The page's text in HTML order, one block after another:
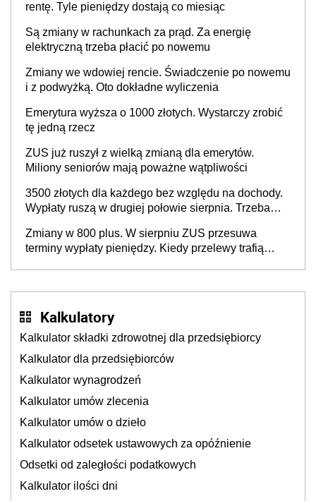
rentę. Tyle pieniędzy dostają co miesiąc
Są zmiany w rachunkach za prąd. Za energię
elektryczną trzeba płacić po nowemu
Zmiany we wdowiej rencie. Świadczenie po nowemu
i z podwyżką. Oto dokładne wyliczenia
Emerytura wyższa o 1000 złotych. Wystarczy zrobić
tę jedną rzecz
ZUS już ruszył z wielką zmianą dla emerytów.
Miliony seniorów mają poważne wątpliwości
3500 złotych dla każdego bez względu na dochody.
Wypłaty ruszą w drugiej połowie sierpnia. Trzeba
Zmiany w 800 plus. W sierpniu ZUS przesuwa
terminy wypłaty pieniędzy. Kiedy przelewy trafią
Kalkulatory
Kalkulator składki zdrowotnej dla przedsiębiorcy
Kalkulator dla przedsiębiorców
Kalkulator wynagrodzeń
Kalkulator umów zlecenia
Kalkulator umów o dzieło
Kalkulator odsetek ustawowych za opóźnienie
Odsetki od zaległości podatkowych
Kalkulator ilości dni